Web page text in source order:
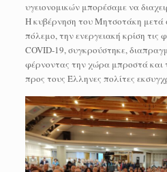
υγειονομικών μπορέσαμε να
Η κυβέρνηση του Μητσοτάκη μετά
πόλεμο, την ενεργειακή κρίση τις
COVID-19, συγκρούστηκε,
φέρνοντας την χώρα μπροστά και
προς τους Έλληνες πολίτες